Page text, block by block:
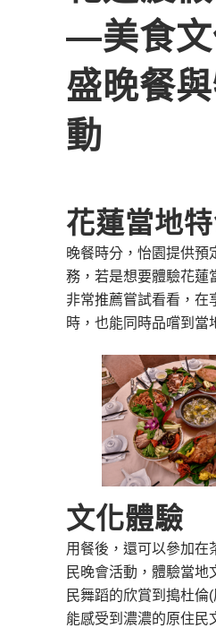
―美食文
盛晚餐
動
花蓮當地
晚餐時分，怡園提供預
務，若是想要體驗花蓮
非常推薦嘗試看看，在
時，也能同時品嚐到當
文化體驗
用餐後，還可以參加在
民晚會活動，體驗當地
民舞蹈的欣賞到搗杜倫
能感受到濃濃的原住民